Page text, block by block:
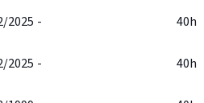
2025 - 40h
2025 - 40h